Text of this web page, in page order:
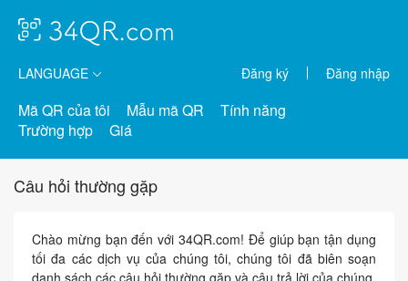
LANGUAGE Đăng ký Đăng nhập
Mã QR của tôi Mẫu mã QR
Tính năng
Trường hợp
Giá
Câu hỏi thường gặp
Chào mừng bạn đến với 34QR.com! Để giúp bạn tận dụng
tối đa các dịch vụ của chúng tôi, chúng tôi đã biên soạn
danh sách các câu hỏi thường gặp và câu trả lời của chúng.